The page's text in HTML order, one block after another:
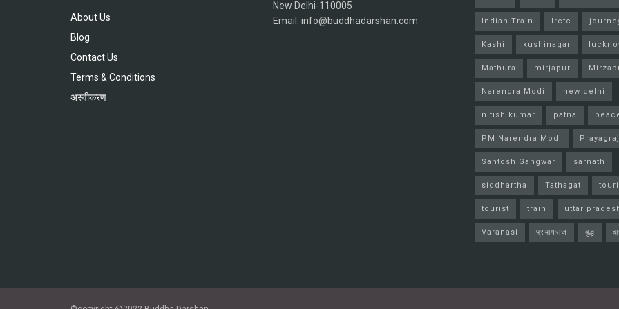
About Us
Blog
Contact Us
Terms & Conditions
अस्वीकरण
New Delhi-110005
Email: info@buddhadarshan.com
Indian Train Irctc
Kashi kushinagar
Mathura mirjapur
Narendra Modi new delhi
nitish kumar patna
PM Narendra Modi Prayagraj
Santosh Gangwar sarnath
siddhartha Tathagat
tourist train uttar
Varanasi प्रयागराज बुद्ध